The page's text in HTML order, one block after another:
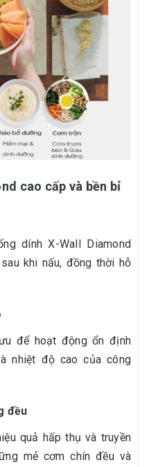
cao cấp và bền bỉ
dính X-Wall Diamond
khi nấu, đồng thời hỗ
để hoạt động ổn định
nhiệt độ cao của công
đều
quả hấp thụ và truyền
mẻ cơm chín đều và